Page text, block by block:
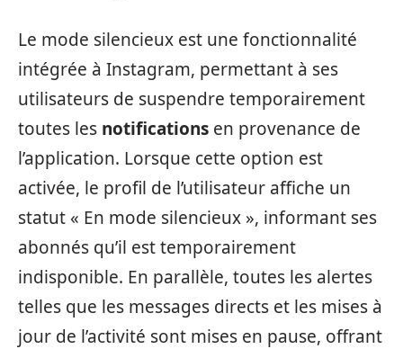
Le mode silencieux est une fonctionnalité
intégrée à Instagram, permettant à ses
utilisateurs de suspendre temporairement
toutes les notifications en provenance de
l’application. Lorsque cette option est
activée, le profil de l’utilisateur affiche un
statut « En mode silencieux », informant ses
abonnés qu’il est temporairement
indisponible. En parallèle, toutes les alertes
telles que les messages directs et les mises à
jour de l’activité sont mises en pause, offrant